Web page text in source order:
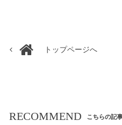
トップページへ
RECOMMEND こちらの記